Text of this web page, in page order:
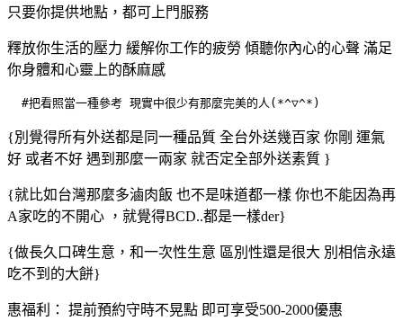
只要你提供地點，都可上門服務
釋放你生活的壓力 緩解你工作的疲勞 傾聽你內心的心聲 滿足
你身體和心靈上的酥麻感
  #把看照當一種參考 現實中很少有那麼完美的人(*^▽^*)
{別覺得所有外送都是同一種品質 全台外送幾百家 你剛 運氣
好 或者不好 遇到那麼一兩家 就否定全部外送素質 }
{就比如台灣那麼多滷肉飯 也不是味道都一樣 你也不能因為再
A家吃的不開心 ，就覺得BCD..都是一樣der}
{做長久口碑生意，和一次性生意 區別性還是很大 別相信永遠
吃不到的大餅}
惠福利： 提前預約守時不晃點 即可享受500-2000優惠